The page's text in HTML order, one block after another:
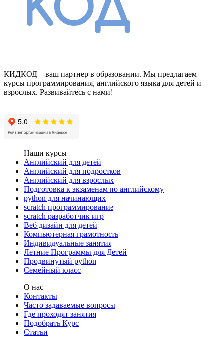
КИДКОД – ваш партнер в образовании. Мы предлагаем
курсы программирования, английского языка для детей и
взрослых. Развивайтесь с нами!
Наши курсы
Английский для детей
Английский для подростков
Английский для взрослых
Подготовка к экзаменам по английскому
python для начинающих
scratch программирование
scratch разработчик игр
Веб дизайн для детей
Компьютерная грамотность
Индивидуальные занятия
Летние Программы для Детей
Продвинутый python
Семейный класс
О нас
Контакты
Часто задаваемые вопросы
Где проходят занятия
Подобрать Курс
Статьи